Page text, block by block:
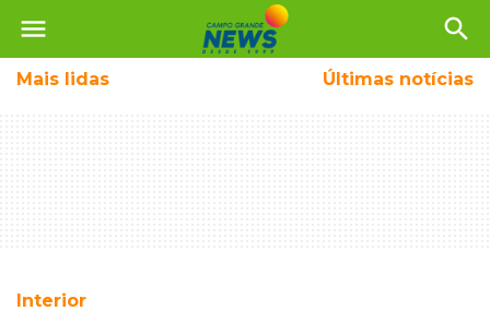
menu search
Mais lidas Últimas notícias
Interior